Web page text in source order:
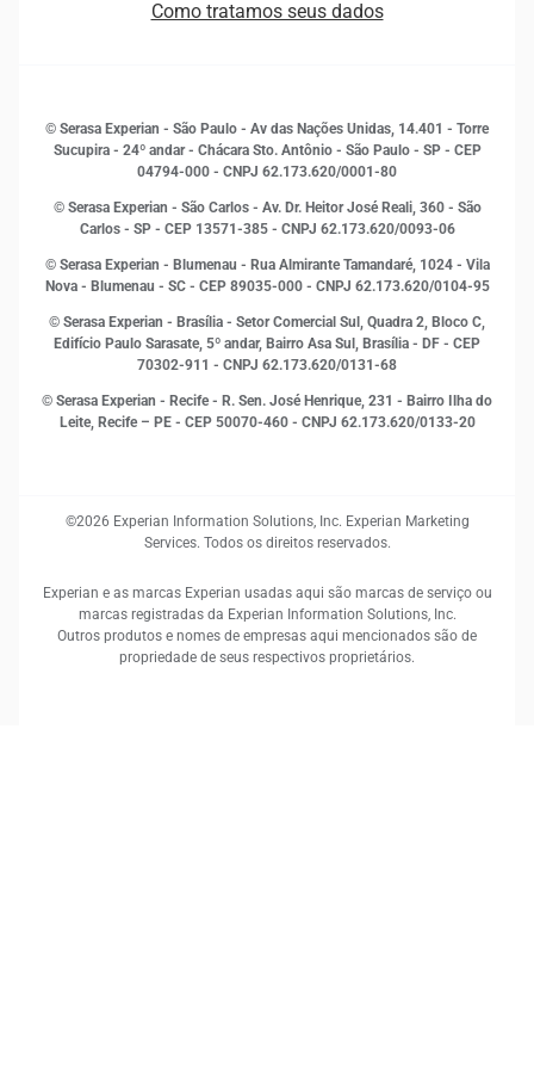
Inovação e Tecnologia
Leis e impostos
Marketing
Open Finance
Proteção de Dados
Sustentabilidade Corporativa
Sala de Imprensa
Como tratamos seus dados
© Serasa Experian - São Paulo - Av das Nações Unidas, 14.401 - Torre
Sucupira - 24º andar - Chácara Sto. Antônio - São Paulo - SP - CEP
04794-000 - CNPJ 62.173.620/0001-80
© Serasa Experian - São Carlos - Av. Dr. Heitor José Reali, 360 - São
Carlos - SP - CEP 13571-385 - CNPJ 62.173.620/0093-06
© Serasa Experian - Blumenau - Rua Almirante Tamandaré, 1024 - Vila
Nova - Blumenau - SC - CEP 89035-000 - CNPJ 62.173.620/0104-95
© Serasa Experian - Brasília - Setor Comercial Sul, Quadra 2, Bloco C,
Edifício Paulo Sarasate, 5º andar, Bairro Asa Sul, Brasília - DF - CEP
70302-911 - CNPJ 62.173.620/0131-68
© Serasa Experian - Recife - R. Sen. José Henrique, 231 - Bairro Ilha do
Leite, Recife – PE - CEP 50070-460 - CNPJ 62.173.620/0133-20
©2026 Experian Information Solutions, Inc. Experian Marketing
Services. Todos os direitos reservados.
Experian e as marcas Experian usadas aqui são marcas de serviço ou
marcas registradas da Experian Information Solutions, Inc.
Outros produtos e nomes de empresas aqui mencionados são de
propriedade de seus respectivos proprietários.